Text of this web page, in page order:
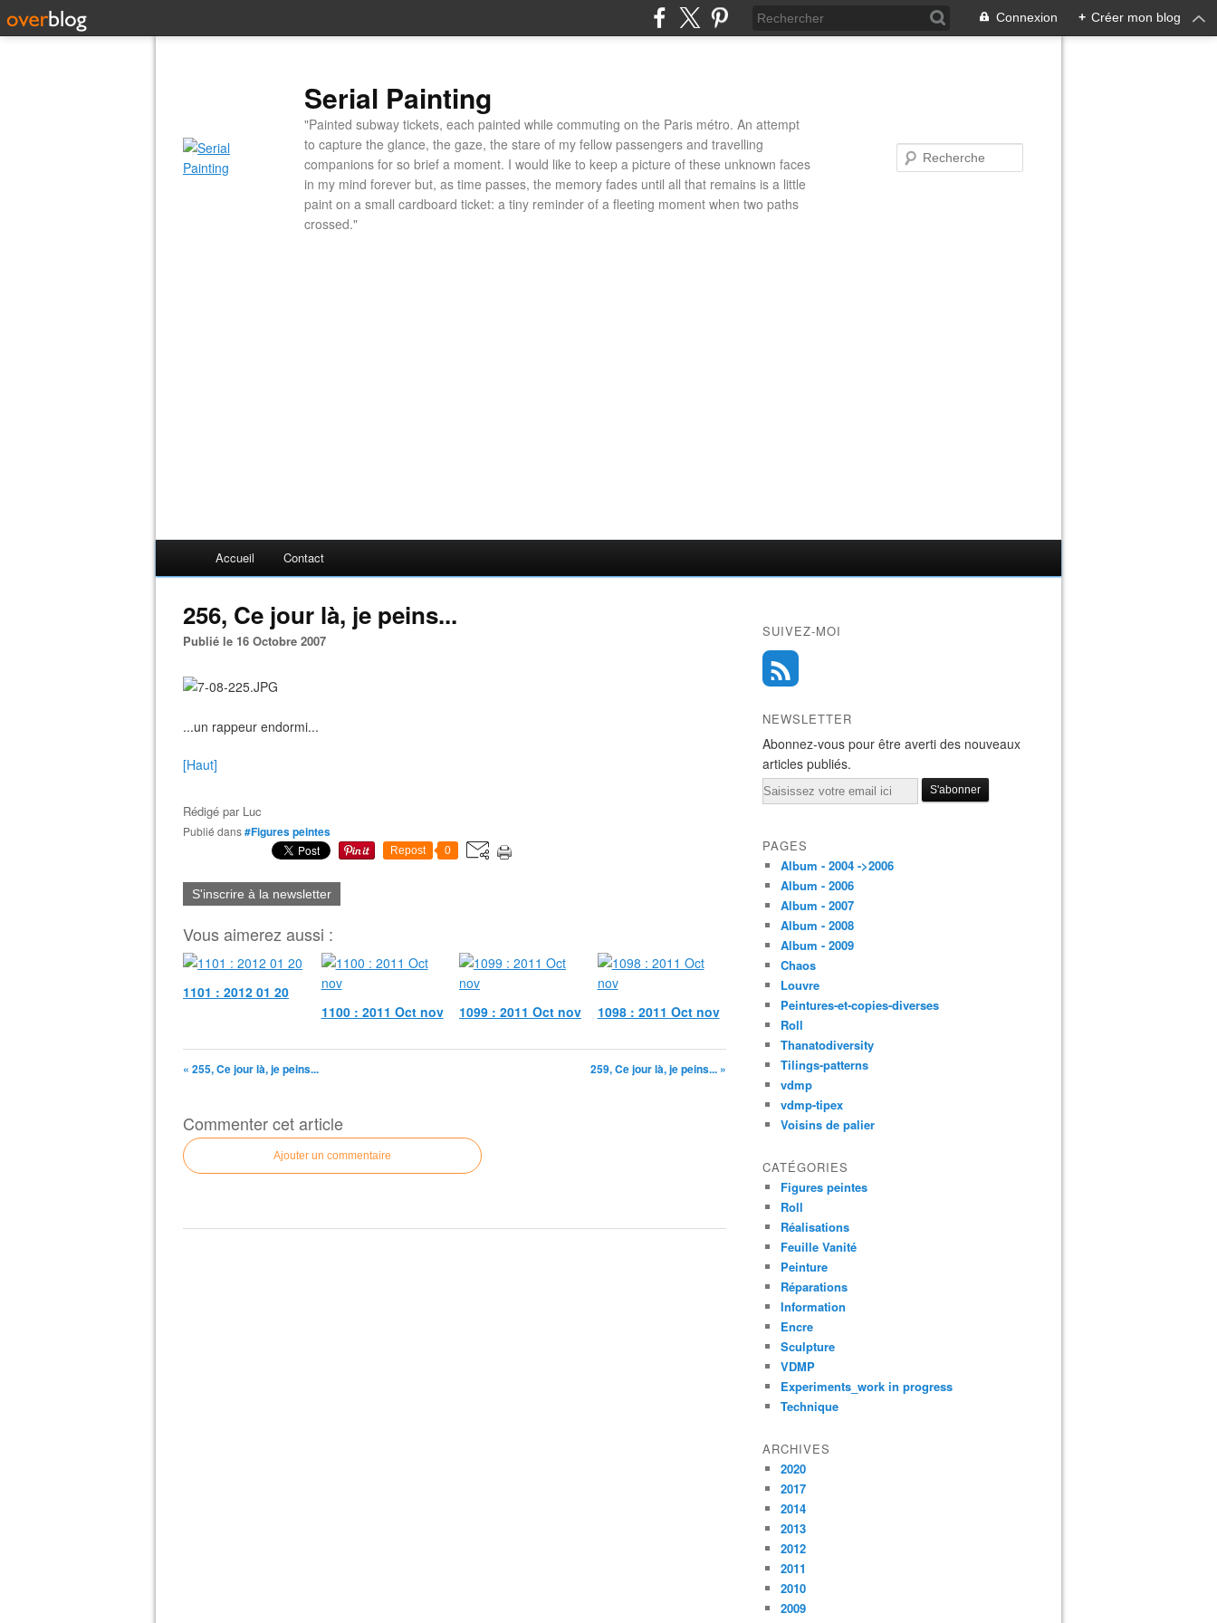
Connexion + Créer mon blog
Serial Painting
"Painted subway tickets, each painted while commuting on the Paris métro. An attempt
to capture the glance, the gaze, the stare of my fellow passengers and travelling
companions for so brief a moment. I would like to keep a picture of these unknown faces
in my mind forever but, as time passes, the memory fades until all that remains is a little
paint on a small cardboard ticket: a tiny reminder of a fleeting moment when two paths
crossed."
Accueil Contact
256, Ce jour là, je peins...
Publié le 16 Octobre 2007
...un rappeur endormi...
[Haut]
Rédigé par Luc
Publié dans#Figures peintes
Repost 0
S'inscrire à la newsletter
Vous aimerez aussi :
1101 : 2012 01 20
1100 : 2011 Oct nov
1099 : 2011 Oct nov 1098 : 2011 Oct nov
« 255, Ce jour là, je peins... 259, Ce jour là, je peins... »
Commenter cet article
Ajouter un commentaire
SUIVEZ-MOI
NEWSLETTER
Abonnez-vous pour être averti des nouveaux
articles publiés.
Email
PAGES
Album - 2004 ->2006
Album - 2006
Album - 2007
Album - 2008
Album - 2009
Chaos
Louvre
Peintures-et-copies-diverses
Roll
Thanatodiversity
Tilings-patterns
vdmp
vdmp-tipex
Voisins de palier
CATÉGORIES
Figures peintes
Roll
Réalisations
Feuille Vanité
Peinture
Réparations
Information
Encre
Sculpture
VDMP
Experiments_work in progress
Technique
ARCHIVES
2020
2017
2014
2013
2012
2011
2010
2009